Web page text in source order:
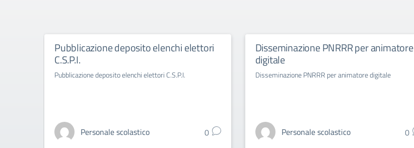
Pubblicazione deposito elenchi elettori
C.S.P.I.
Pubblicazione deposito elenchi elettori C.S.P.I.
Personale scolastico 0
Disseminazione PNRRR per animatore
digitale
Disseminazione PNRRR per animatore digitale
Personale scolastico 0